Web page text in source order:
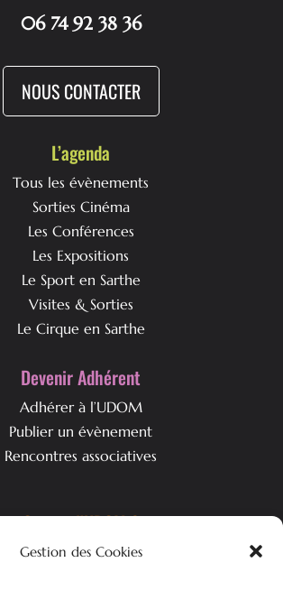
Gestion des Cookies
06 74 92 38 36
NOUS CONTACTER
L’agenda
Tous les évènements
Sorties Cinéma
Les Conférences
Les Expositions
Le Sport en Sarthe
Visites & Sorties
Le Cirque en Sarthe
Devenir Adhérent
Adhérer à l’UDOM
Publier un évènement
Rencontres associatives
Qui est l’UDOM ?
L’association & ses objectifs